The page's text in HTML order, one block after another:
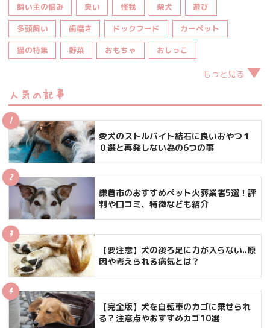
飼い主の悩み 臭い 怪我 柴犬 遊び
多頭飼い 歯磨き ドックフード カーペット
猫の特集 野菜 おもちゃ おしっこ
もっと見る
人気の記事
愛犬のストルバイト結石に良いおやつ１
０選と再発しない為の6つの事
鎌倉市のおすすめペット火葬業者5選！評
判や口コミ、特徴なども紹介
【要注意】犬の後ろ足に力が入らない..原
因や考えられる病気とは？
【完全版】犬を自転車のカゴに乗せられ
る？注意点やおすすめカゴ10選